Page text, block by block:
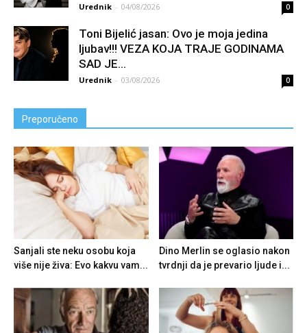
Urednik - 04/08/2026 0
Toni Bijelić jasan: Ovo je moja jedina
ljubav!!! VEZA KOJA TRAJE GODINAMA
SAD JE...
Urednik - 03/08/2026 0
Preporučeno
Sanjali ste neku osobu koja
više nije živa: Evo kakvu vam...
Dino Merlin se oglasio nakon
tvrdnji da je prevario ljude i...